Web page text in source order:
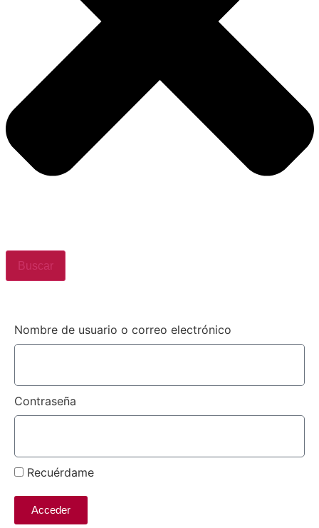
Buscar
Nombre de usuario o correo electrónico
Contraseña
Recuérdame
Acceder